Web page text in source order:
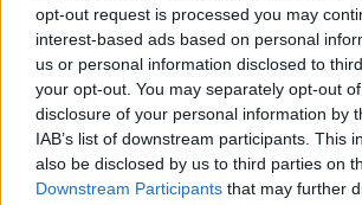
opt-out request is processed you may
interest-based ads based on personal
us or personal information disclosed to
your opt-out. You may separately opt-out
disclosure of your personal information by
IAB’s list of downstream participants. This
also be disclosed by us to third parties on
Downstream Participants that may further
VW: Η δύσκολη εξίσωση της
αναδιάρθρωσης
18η
ΟΤΕ στη
FTSE4Good
Alpha Bank: Για πρώτη φορά το Αρχαίο Θέατρο
πύλες του σε όλους